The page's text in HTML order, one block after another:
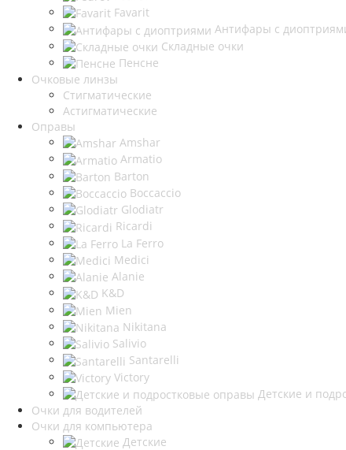
Favarit
Антифары с
Складные очки
Пенсне
Очковые линзы
Стигматические
Астигматические
Оправы
Amshar
Armatio
Barton
Boccaccio
Glodiatr
Ricardi
La Ferro
Medici
Alanie
K&D
Mien
Nikitana
Salivio
Santarelli
Victory
Детские и
Очки для водителей
Очки для компьютера
Детские